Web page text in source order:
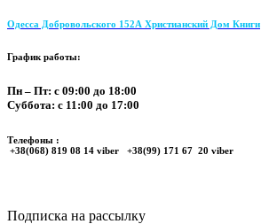
Одесса Добровольского 152А Христианский Дом Книги
График работы:
Пн – Пт: с 09:00 до 18:00
Суббота: с 11:00 до 17:00
Телефоны :
+38(068) 819 08 14 viber +38(99) 171 67 20 viber
Подписка на рассылку